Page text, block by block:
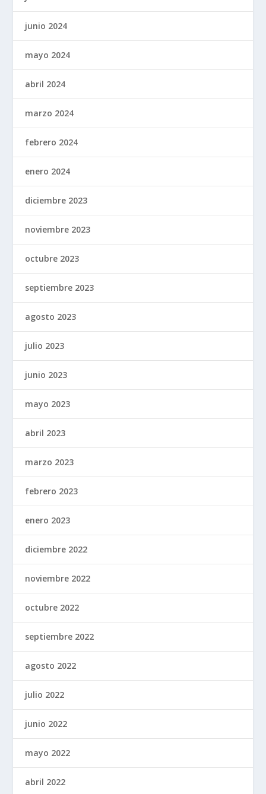
junio 2024
mayo 2024
abril 2024
marzo 2024
febrero 2024
enero 2024
diciembre 2023
noviembre 2023
octubre 2023
septiembre 2023
agosto 2023
julio 2023
junio 2023
mayo 2023
abril 2023
marzo 2023
febrero 2023
enero 2023
diciembre 2022
noviembre 2022
octubre 2022
septiembre 2022
agosto 2022
julio 2022
junio 2022
mayo 2022
abril 2022